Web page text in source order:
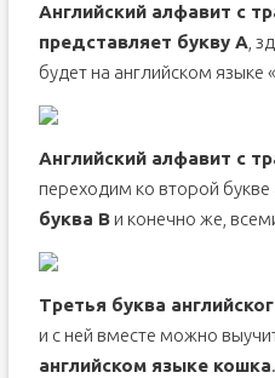
Английский алфавит с
представляет букву А ,
будет на английском языке «
Английский алфавит с
переходим ко второй букве
буква Bи конечно же,
Третья буква
и с ней вместе можно
английском языке кошка.